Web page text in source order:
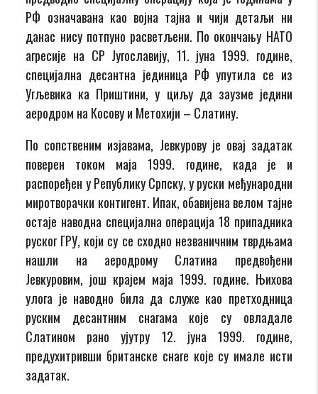
РФ означавана као војна тајна и чији детаљи ни
данас нису потпуно расветљени. По окончању НАТО
агресије на СР Југославију, 11. јуна 1999. године,
специјална десантна јединица РФ упутила се из
Угљевика ка Приштини, у циљу да заузме једини
аеродром на Косову и Метохији – Слатину.
По сопственим изјавама, Јевкурову је овај задатак
поверен током маја 1999. године, када је и
распоређен у Републику Српску, у руски међународни
миротворачки контигент. Ипак, обавијена велом тајне
остаје наводна специјална операција 18 припадника
руског ГРУ, који су се сходно незваничним тврдњама
нашли на аеродрому Слатина предвођени
Јевкуровим, још крајем маја 1999. године. Њихова
улога је наводно била да служе као претходница
руским десантним снагама које су овладале
Слатином рано ујутру 12. јуна 1999. године,
предухитривши британске снаге које су имале исти
задатак.